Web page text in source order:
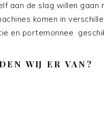
aan de slag willen gaan
komen in
en portemonnee
WIJ ER VAN?